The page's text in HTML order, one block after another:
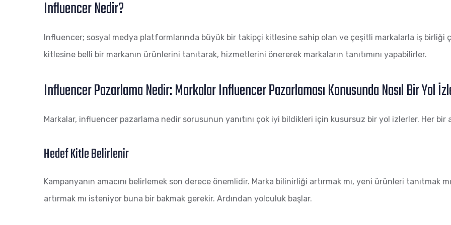
Influencer Nedir?
Influencer; sosyal medya platformlarında büyük bir takipçi kitlesine sahip olan ve çeşitli markalarla iş birliği
kitlesine belli bir markanın ürünlerini tanıtarak, hizmetlerini önererek markaların tanıtımını yapabilirler.
Influencer Pazarlama Nedir: Markalar Influencer Pazarlaması Konusunda Nasıl Bir Yol
Markalar, influencer pazarlama nedir sorusunun yanıtını çok iyi bildikleri için kusursuz bir yol izlerler. Her bir
Hedef Kitle Belirlenir
Kampanyanın amacını belirlemek son derece önemlidir. Marka bilinirliği artırmak mı, yeni ürünleri tanıtmak
artırmak mı isteniyor buna bir bakmak gerekir. Ardından yolculuk başlar.